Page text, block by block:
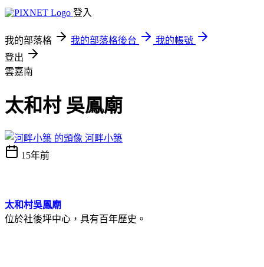
登入
我的部落格 我的部落格後台
我的帳號
登出
雲嘉南
太和村 吳鳳廟
河畔小築
15年前
太和村吳鳳廟
位於社後坪中心，具有百年歷史。